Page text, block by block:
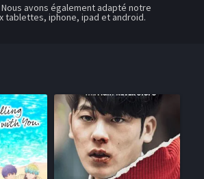
Nous avons également adapté notre
tablettes, iphone, ipad et android.